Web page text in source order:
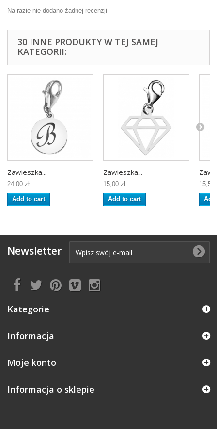
Na razie nie dodano żadnej recenzji.
30 INNE PRODUKTY W TEJ SAMEJ
KATEGORII:
Zawieszka...
24,00 zł
Add to cart
Zawieszka...
15,00 zł
Add to cart
15,50
Newsletter
Kategorie
Informacja
Moje konto
Informacja o sklepie